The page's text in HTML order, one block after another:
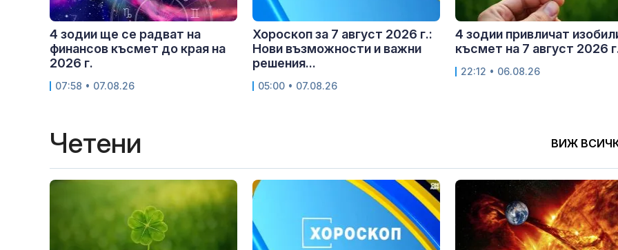
4 зодии ще се радват на
финансов късмет до края на
2026 г.
07:58 • 07.08.26
Хороскоп за 7 август 2026 г.:
Нови възможности и важни
решения...
05:00 • 07.08.26
4 зодии привличат
късмет на 7 август 2026
22:12 • 06.08.26
Четени ВИЖ